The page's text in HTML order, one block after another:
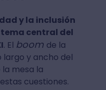
y la inclusión
tema central del
. El boom de la
y ancho del
mesa la
cuestiones.